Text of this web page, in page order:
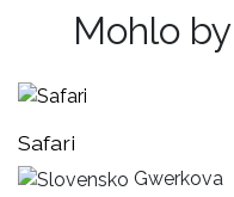
Mohlo
Safari
Gwerkova